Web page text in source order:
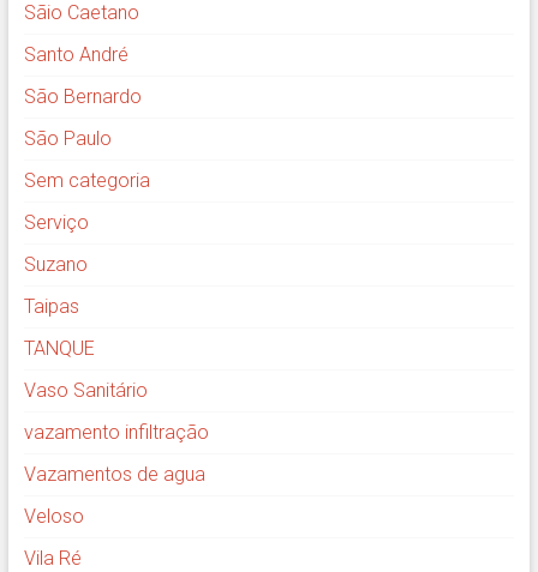
Sãio Caetano
Santo André
São Bernardo
São Paulo
Sem categoria
Serviço
Suzano
Taipas
TANQUE
Vaso Sanitário
vazamento infiltração
Vazamentos de agua
Veloso
Vila Ré